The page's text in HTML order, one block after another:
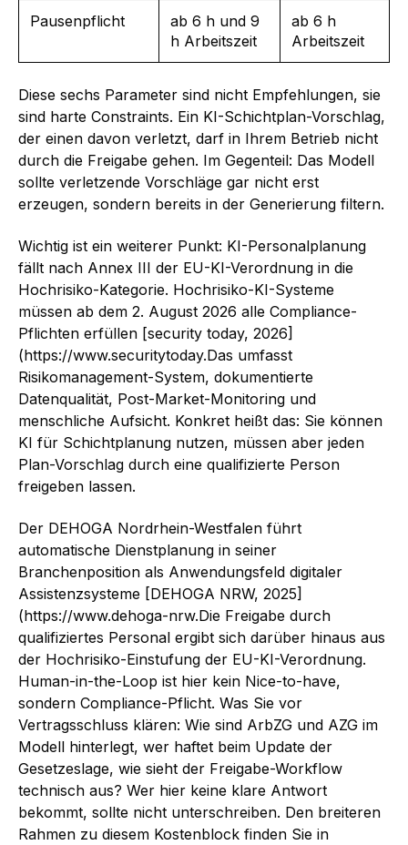
Pausenpflicht
ab 6 h und 9
h Arbeitszeit
ab 6 h
Arbeitszeit
Diese sechs Parameter sind nicht Empfehlungen, sie
sind harte Constraints. Ein KI-Schichtplan-Vorschlag,
der einen davon verletzt, darf in Ihrem Betrieb nicht
durch die Freigabe gehen. Im Gegenteil: Das Modell
sollte verletzende Vorschläge gar nicht erst
erzeugen, sondern bereits in der Generierung filtern.
Wichtig ist ein weiterer Punkt: KI-Personalplanung
fällt nach Annex III der EU-KI-Verordnung in die
Hochrisiko-Kategorie. Hochrisiko-KI-Systeme
müssen ab dem 2. August 2026 alle Compliance-
Pflichten erfüllen [security today, 2026]
(https://www.securitytoday.Das umfasst
Risikomanagement-System, dokumentierte
Datenqualität, Post-Market-Monitoring und
menschliche Aufsicht. Konkret heißt das: Sie können
KI für Schichtplanung nutzen, müssen aber jeden
Plan-Vorschlag durch eine qualifizierte Person
freigeben lassen.
Der DEHOGA Nordrhein-Westfalen führt
automatische Dienstplanung in seiner
Branchenposition als Anwendungsfeld digitaler
Assistenzsysteme [DEHOGA NRW, 2025]
(https://www.dehoga-nrw.Die Freigabe durch
qualifiziertes Personal ergibt sich darüber hinaus aus
der Hochrisiko-Einstufung der EU-KI-Verordnung.
Human-in-the-Loop ist hier kein Nice-to-have,
sondern Compliance-Pflicht. Was Sie vor
Vertragsschluss klären: Wie sind ArbZG und AZG im
Modell hinterlegt, wer haftet beim Update der
Gesetzeslage, wie sieht der Freigabe-Workflow
technisch aus? Wer hier keine klare Antwort
bekommt, sollte nicht unterschreiben. Den breiteren
Rahmen zu diesem Kostenblock finden Sie in